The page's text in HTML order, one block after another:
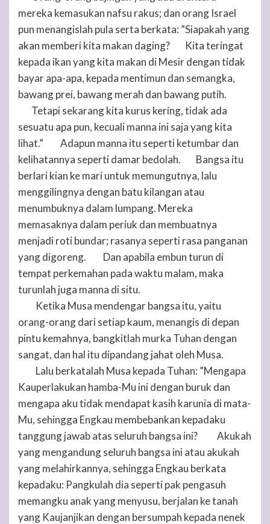
mereka kemasukan nafsu rakus; dan orang Israel
pun menangislah pula serta berkata: ”Siapakah yang
akan memberi kita makan daging?
Kita teringat
kepada ikan yang kita makan di Mesir dengan tidak
bayar apa-apa, kepada mentimun dan semangka,
bawang prei, bawang merah dan bawang putih.
Tetapi sekarang kita kurus kering, tidak ada
sesuatu apa pun, kecuali manna ini saja yang kita
lihat.”
Adapun manna itu seperti ketumbar dan
kelihatannya seperti damar bedolah.
Bangsa itu
berlari kian ke mari untuk memungutnya, lalu
menggilingnya dengan batu kilangan atau
menumbuknya dalam lumpang. Mereka
memasaknya dalam periuk dan membuatnya
menjadi roti bundar; rasanya seperti rasa panganan
yang digoreng.
Dan apabila embun turun di
tempat perkemahan pada waktu malam, maka
turunlah juga manna di situ.
Ketika Musa mendengar bangsa itu, yaitu
orang-orang dari setiap kaum, menangis di depan
pintu kemahnya, bangkitlah murka Tuhan dengan
sangat, dan hal itu dipandang jahat oleh Musa.
Lalu berkatalah Musa kepada Tuhan: ”Mengapa
Kauperlakukan hamba-Mu ini dengan buruk dan
mengapa aku tidak mendapat kasih karunia di mata-
Mu, sehingga Engkau membebankan kepadaku
tanggung jawab atas seluruh bangsa ini?
Akukah
yang mengandung seluruh bangsa ini atau akukah
yang melahirkannya, sehingga Engkau berkata
kepadaku: Pangkulah dia seperti pak pengasuh
memangku anak yang menyusu, berjalan ke tanah
yang Kaujanjikan dengan bersumpah kepada nenek